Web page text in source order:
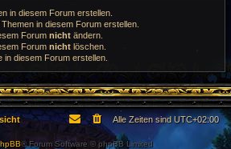
in diesem Forum erstellen.
in diesem Forum erstellen.
Forum nicht ändern.
Forum nicht löschen.
in diesem Forum erstellen.
Alle Zeiten sindUTC+02:00
® Forum Software © phpBB Limited